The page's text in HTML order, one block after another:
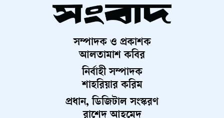
সম্পাদক ও প্রকাশক
আলতামাশ কবির
নির্বাহী সম্পাদক
শাহরিয়ার করিম
প্রধান, ডিজিটাল সংস্করণ
রাশেদ আহমেদ